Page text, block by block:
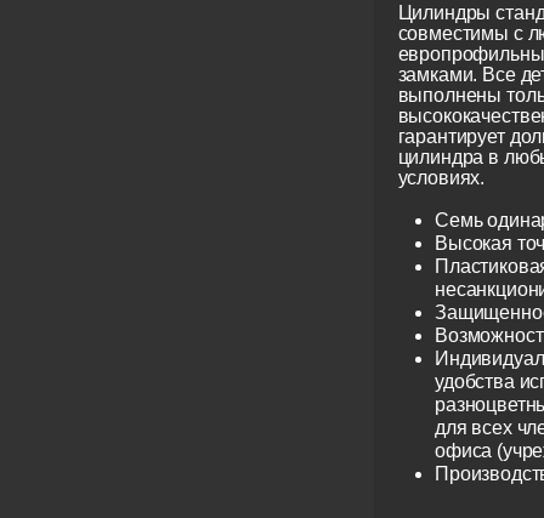
Цилиндры
совместимы с
замками. Все
выполнены
гарантирует
цилиндра в
условиях.
Семь
Высокая
удобства
для всех
офиса